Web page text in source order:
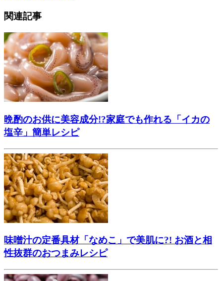
関連記事
晩酌のお供に美容成分!?家庭でも作れる「イカの
塩辛」簡単レシピ
味噌汁の定番具材「なめこ」で美肌に?! お酒と相
性抜群のおつまみレシピ